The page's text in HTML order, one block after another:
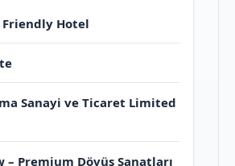
Friendly Hotel
Sanayi ve Ticaret Limited
– Premium Dövüş Sanatları